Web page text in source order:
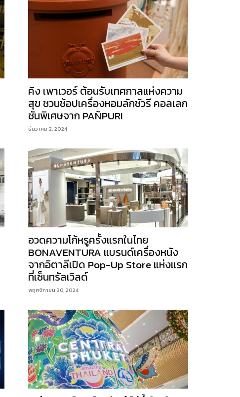
คิง เพาเวอร์ ต้อนรับเทศกาลแห่งความ
สุข ชวนช้อปเครื่องหอมลักชัวรี คอลเลก
ชันพิเศษจาก PAÑPURI
ธันวาคม 2, 2024
อวดความโก้หรูครั้งแรกในไทย
BONAVENTURA แบรนด์เครื่องหนัง
จากอิตาลีเปิด Pop-Up Store แห่งแรก
ที่เซ็นทรัลเวิลด์
พฤศจิกายน 30, 2024